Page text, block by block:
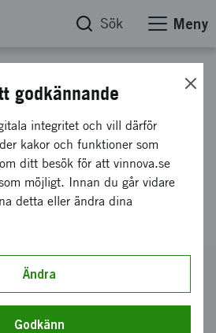
Sök Meny
i
komponenter
godkännande
integritet och vill därför
kakor och funktioner som
ditt besök för att vinnova.se
möjligt. Innan du går vidare
detta eller ändra dina
Ändra
Godkänn